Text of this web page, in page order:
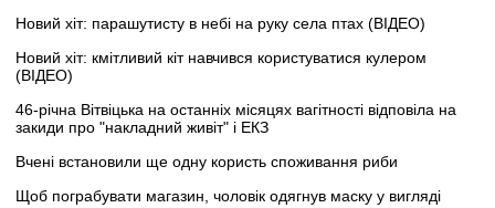
Новий хіт: парашутисту в небі на руку села птах (ВІДЕО)
Новий хіт: кмітливий кіт навчився користуватися кулером
(ВІДЕО)
46-річна Вітвіцька на останніх місяцях вагітності відповіла на
закиди про "накладний живіт" і ЕКЗ
Вчені встановили ще одну користь споживання риби
Щоб пограбувати магазин, чоловік одягнув маску у вигляді